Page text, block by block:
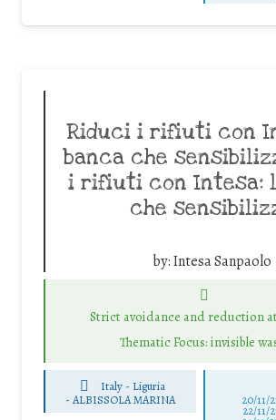
Riduci i rifiuti con
banca che
i rifiuti con Intesa:
che
by:Intesa Sanpaolo
Strict avoidance and reduction
Thematic Focus: invisible
Italy - Liguria
-ALBISSOLA MARINA 20/11/
22/11/